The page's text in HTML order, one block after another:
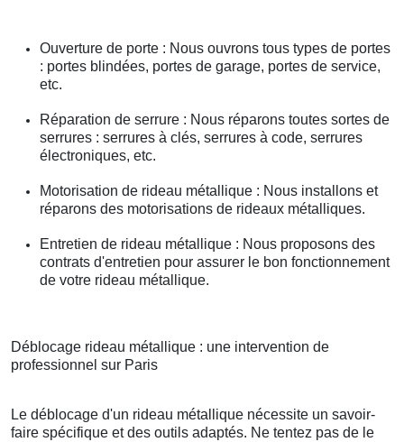
Ouverture de porte : Nous ouvrons tous types de portes
: portes blindées, portes de garage, portes de service,
etc.
Réparation de serrure : Nous réparons toutes sortes de
serrures : serrures à clés, serrures à code, serrures
électroniques, etc.
Motorisation de rideau métallique : Nous installons et
réparons des motorisations de rideaux métalliques.
Entretien de rideau métallique : Nous proposons des
contrats d'entretien pour assurer le bon fonctionnement
de votre rideau métallique.
Déblocage rideau métallique : une intervention de
professionnel sur Paris
Le déblocage d'un rideau métallique nécessite un savoir-
faire spécifique et des outils adaptés. Ne tentez pas de le